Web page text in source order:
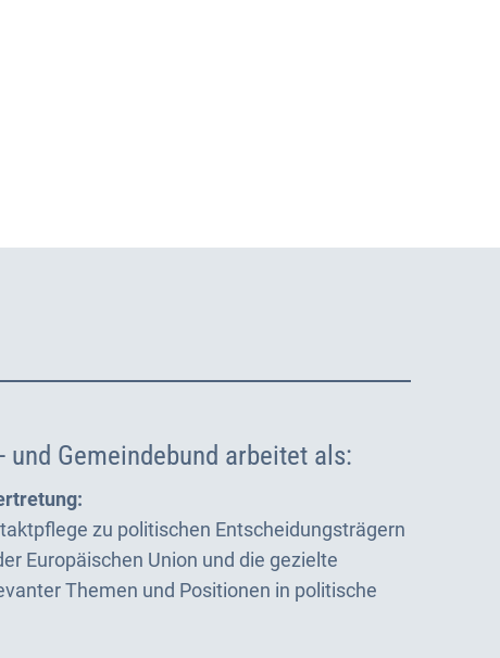
und Gemeindebund arbeitet als:
zu politischen Entscheidungsträgern
Europäischen Union und die gezielte
Themen und Positionen in politische